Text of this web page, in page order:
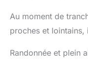
Au moment de
proches et
Randonnée et plein